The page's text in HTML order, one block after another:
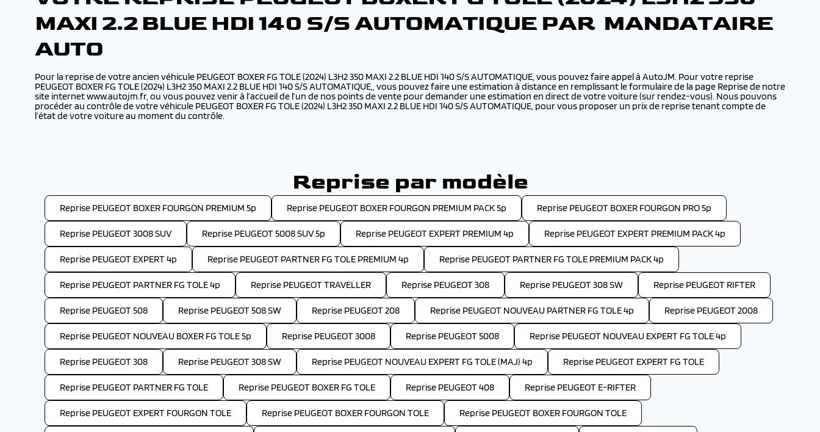
MAXI 2.2 BLUE HDI 140 S/S AUTOMATIQUE PAR MANDATAIRE
AUTO
Pour la reprise de votre ancien véhicule PEUGEOT BOXER FG TOLE (2024) L3H2 350 MAXI 2.2 BLUE HDI 140 S/S AUTOMATIQUE, vous pouvez faire appel à AutoJM. Pour votre reprise
PEUGEOT BOXER FG TOLE (2024) L3H2 350 MAXI 2.2 BLUE HDI 140 S/S AUTOMATIQUE,, vous pouvez faire une estimation à distance en remplissant le formulaire de la page Reprise de notre
site internet www.autojm.fr, ou vous pouvez venir à l’accueil de l’un de nos points de vente pour demander une estimation en direct de votre voiture (sur rendez-vous). Nous pouvons
procéder au contrôle de votre véhicule PEUGEOT BOXER FG TOLE (2024) L3H2 350 MAXI 2.2 BLUE HDI 140 S/S AUTOMATIQUE, pour vous proposer un prix de reprise tenant compte de
l’état de votre voiture au moment du contrôle.
Reprise par modèle
Reprise PEUGEOT BOXER FOURGON PREMIUM 5p Reprise PEUGEOT BOXER FOURGON PREMIUM PACK 5p Reprise PEUGEOT BOXER FOURGON PRO 5p
Reprise PEUGEOT 3008 SUV Reprise PEUGEOT 5008 SUV 5p Reprise PEUGEOT EXPERT PREMIUM 4p Reprise PEUGEOT EXPERT PREMIUM PACK 4p
Reprise PEUGEOT EXPERT 4p Reprise PEUGEOT PARTNER FG TOLE PREMIUM 4p Reprise PEUGEOT PARTNER FG TOLE PREMIUM PACK 4p
Reprise PEUGEOT PARTNER FG TOLE 4p Reprise PEUGEOT TRAVELLER Reprise PEUGEOT 308 Reprise PEUGEOT 308 SW Reprise PEUGEOT RIFTER
Reprise PEUGEOT 508 Reprise PEUGEOT 508 SW Reprise PEUGEOT 208 Reprise PEUGEOT NOUVEAU PARTNER FG TOLE 4p Reprise PEUGEOT 2008
Reprise PEUGEOT NOUVEAU BOXER FG TOLE 5p Reprise PEUGEOT 3008 Reprise PEUGEOT 5008 Reprise PEUGEOT NOUVEAU EXPERT FG TOLE 4p
Reprise PEUGEOT 308 Reprise PEUGEOT 308 SW Reprise PEUGEOT NOUVEAU EXPERT FG TOLE (MAJ) 4p Reprise PEUGEOT EXPERT FG TOLE
Reprise PEUGEOT PARTNER FG TOLE Reprise PEUGEOT BOXER FG TOLE Reprise PEUGEOT 408 Reprise PEUGEOT E-RIFTER
Reprise PEUGEOT EXPERT FOURGON TOLE Reprise PEUGEOT BOXER FOURGON TOLE Reprise PEUGEOT BOXER FOURGON TOLE